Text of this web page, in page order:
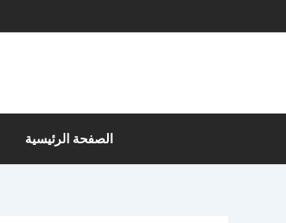
إلى
الصفحة الرئيسية